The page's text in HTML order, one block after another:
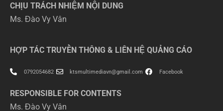
CHỊU TRÁCH NHIỆM NỘI DUNG
Ms. Đào Vy Vân
HỢP TÁC TRUYỀN THÔNG & LIÊN HỆ QUẢNG CÁO
0792054682 ktsmultimediavn@gmail.com Facebook
RESPONSIBLE FOR CONTENTS
Ms. Đào Vy Vân